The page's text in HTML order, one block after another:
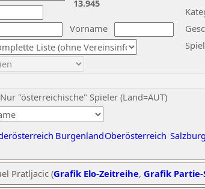
Vorname
Nur "österreichische" Spieler (Land=AUT)
BurgenlandOberösterreich Salzburg
13.945
Pratljacic (Grafik Elo-Zeitreihe, Grafik